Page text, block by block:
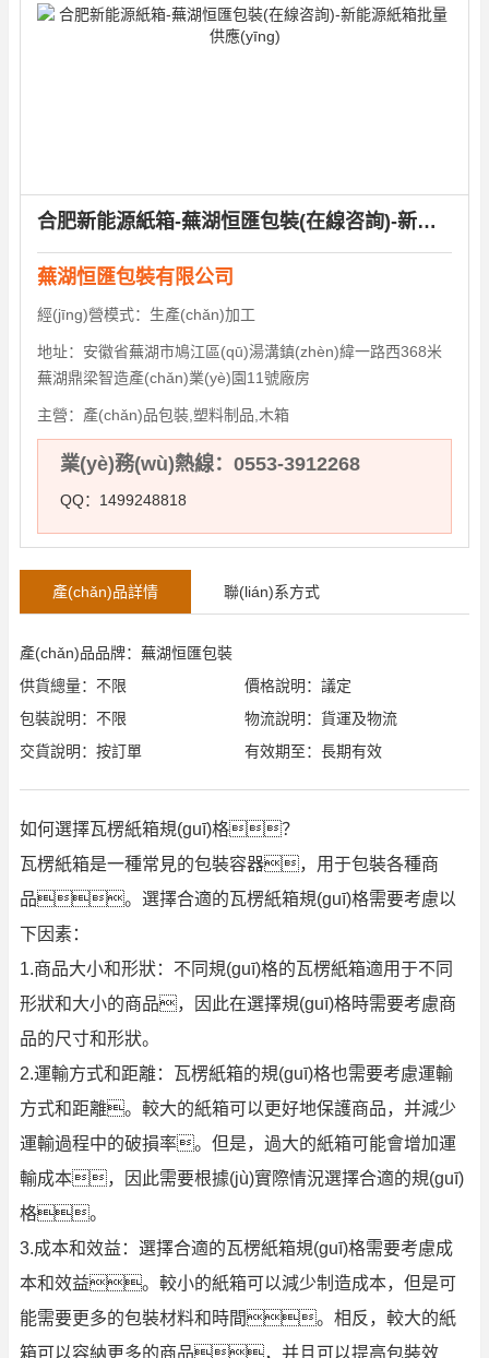
合肥新能源紙箱-蕪湖恒匯包裝(在線咨詢)-新能源紙箱批量供應(yīng)
蕪湖恒匯包裝有限公司
經(jīng)營模式： 生產(chǎn)加工
地址： 安徽省蕪湖市鳩江區(qū)湯溝鎮(zhèn)緯一路西368米
蕪湖鼎梁智造產(chǎn)業(yè)園11號廠房
主營： 產(chǎn)品包裝,塑料制品,木箱
業(yè)務(wù)熱線：0553-3912268
QQ：1499248818
產(chǎn)品詳情 聯(lián)系方式
產(chǎn)品品牌：蕪湖恒匯包裝
供貨總量：不限
價格說明：議定
包裝說明：不限
物流說明：貨運及物流
交貨說明：按訂單
有效期至：長期有效
如何選擇瓦楞紙箱規(guī)格？
瓦楞紙箱是一種常見的包裝容器，用于包裝各種商
品。選擇合適的瓦楞紙箱規(guī)格需要考慮以
下因素：
1.商品大小和形狀：不同規(guī)格的瓦楞紙箱適用于不同
形狀和大小的商品，因此在選擇規(guī)格時需要考慮商
品的尺寸和形狀。
2.運輸方式和距離：瓦楞紙箱的規(guī)格也需要考慮運輸
方式和距離。較大的紙箱可以更好地保護商品，并減少
運輸過程中的破損率。但是，過大的紙箱可能會增加運
輸成本，因此需要根據(jù)實際情況選擇合適的規(guī)
格。
3.成本和效益：選擇合適的瓦楞紙箱規(guī)格需要考慮成
本和效益。較小的紙箱可以減少制造成本，但是可
能需要更多的包裝材料和時間。相反，較大的紙
箱可以容納更多的商品，并且可以提高包裝效